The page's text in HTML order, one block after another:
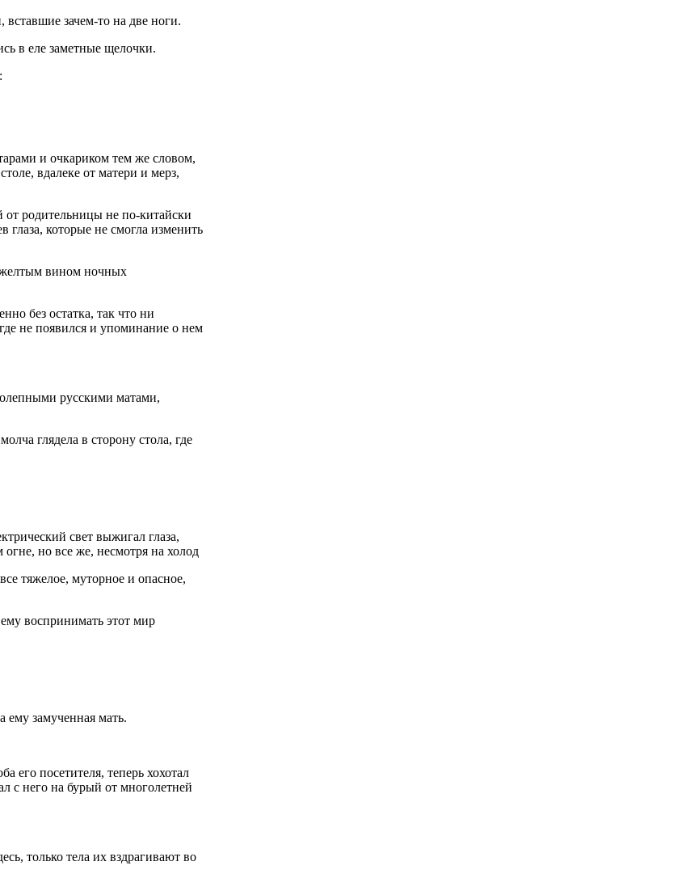
зачем-то на две ноги.
в еле заметные щелочки.
и очкариком тем же словом,
вдалеке от матери и мерз,
от родительницы не по-китайски
которые не смогла изменить
желтым вином ночных
без остатка, так что ни
не появился и упоминание о нем
русскими матами,
глядела в сторону стола, где
свет выжигал глаза,
но все же, несмотря на холод
тяжелое, муторное и опасное,
воспринимать этот мир
ему замученная мать.
его посетителя, теперь хохотал
с него на бурый от многолетней
только тела их вздрагивают во